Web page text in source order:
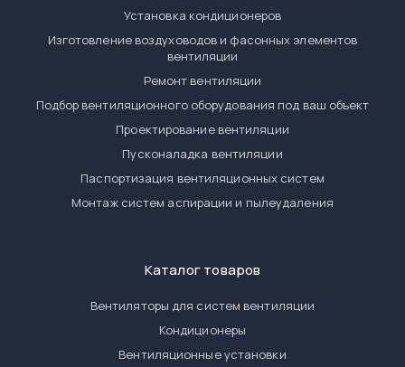
Установка кондиционеров
Изготовление воздуховодов и фасонных элементов
вентиляции
Ремонт вентиляции
Подбор вентиляционного оборудования под ваш объект
Проектирование вентиляции
Пусконаладка вентиляции
Паспортизация вентиляционных систем
Монтаж систем аспирации и пылеудаления
Каталог товаров
Вентиляторы для систем вентиляции
Кондиционеры
Вентиляционные установки